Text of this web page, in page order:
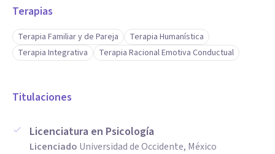
Terapias
Terapia Familiar y de Pareja
Terapia Humanística
Terapia Integrativa
Terapia Racional Emotiva Conductual
Titulaciones
Licenciatura en Psicología
Licenciado Universidad de Occidente, México